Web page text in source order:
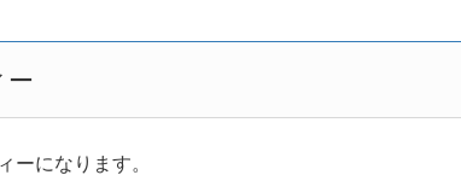
ー
になります。